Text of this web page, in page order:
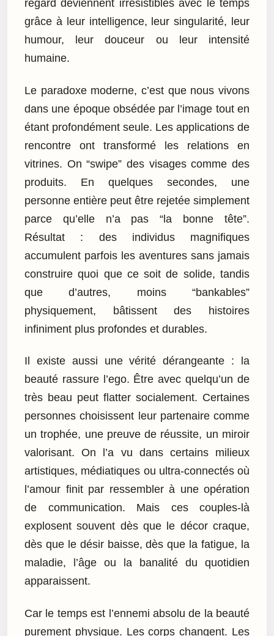
regard deviennent irrésistibles avec le temps
grâce à leur intelligence, leur singularité, leur
humour, leur douceur ou leur intensité
humaine.
Le paradoxe moderne, c’est que nous vivons
dans une époque obsédée par l’image tout en
étant profondément seule. Les applications de
rencontre ont transformé les relations en
vitrines. On “swipe” des visages comme des
produits. En quelques secondes, une
personne entière peut être rejetée simplement
parce qu’elle n’a pas “la bonne tête”.
Résultat : des individus magnifiques
accumulent parfois les aventures sans jamais
construire quoi que ce soit de solide, tandis
que d’autres, moins “bankables”
physiquement, bâtissent des histoires
infiniment plus profondes et durables.
Il existe aussi une vérité dérangeante : la
beauté rassure l’ego. Être avec quelqu’un de
très beau peut flatter socialement. Certaines
personnes choisissent leur partenaire comme
un trophée, une preuve de réussite, un miroir
valorisant. On l’a vu dans certains milieux
artistiques, médiatiques ou ultra-connectés où
l’amour finit par ressembler à une opération
de communication. Mais ces couples-là
explosent souvent dès que le décor craque,
dès que le désir baisse, dès que la fatigue, la
maladie, l’âge ou la banalité du quotidien
apparaissent.
Car le temps est l’ennemi absolu de la beauté
purement physique. Les corps changent. Les